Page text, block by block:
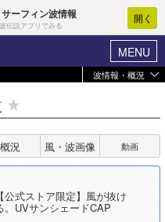
ーフィン波情報
伝説アプリでみる
開く
MENU
プ マイホーム
波予想ツール
概況 風・波画像 動画
【公式ストア限定】風が抜け
。UVサンシェードCAP
波情報・概況